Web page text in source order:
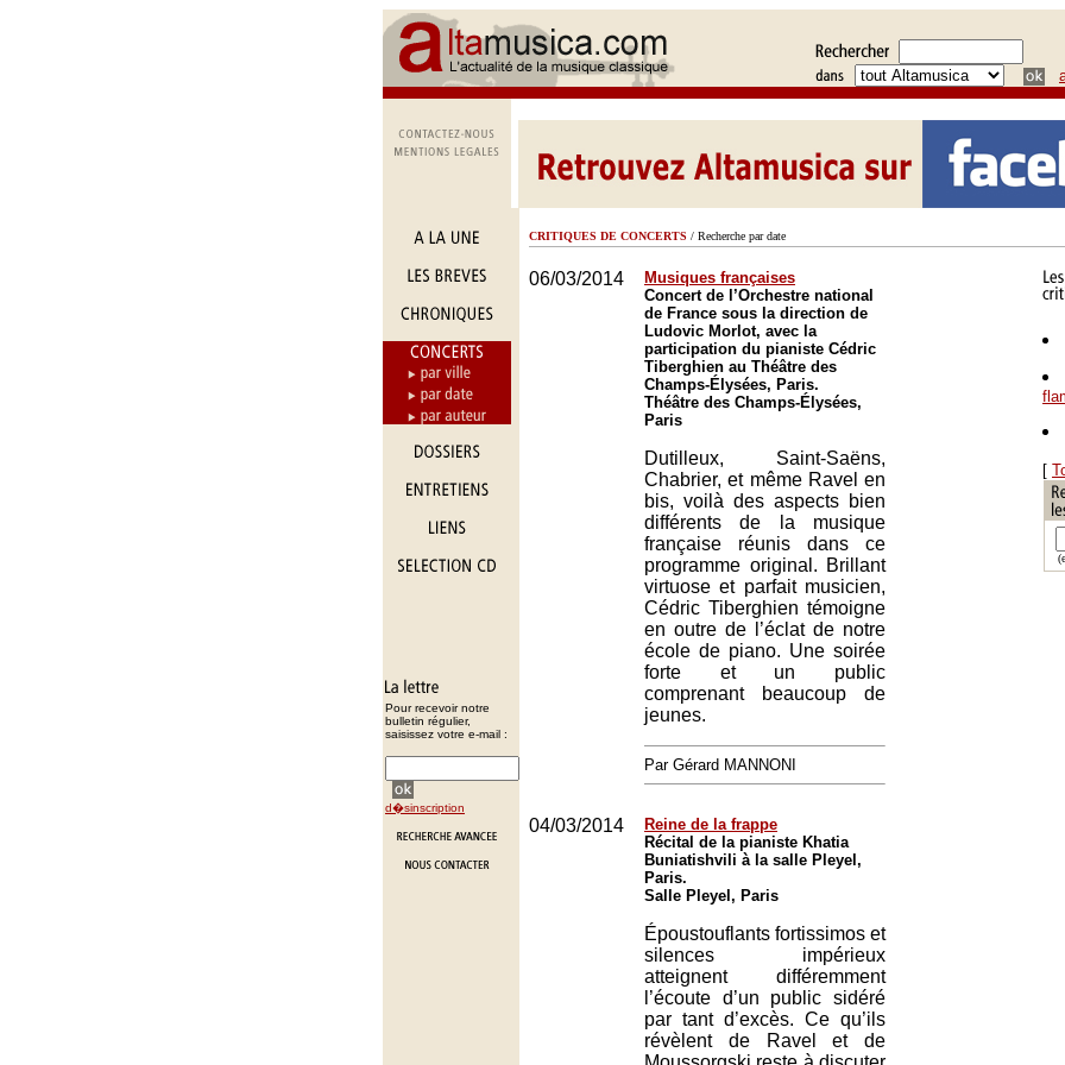
Pour recevoir notre
bulletin régulier,
saisissez votre e-mail :
d�sinscription
CRITIQUES DE CONCERTS / Recherche par date
06/03/2014
Musiques françaises
Concert de l’Orchestre national
de France sous la direction de
Ludovic Morlot, avec la
participation du pianiste Cédric
Tiberghien au Théâtre des
Champs-Élysées, Paris.
Théâtre des Champs-Élysées,
Paris
Dutilleux, Saint-Saëns,
Chabrier, et même Ravel en
bis, voilà des aspects bien
différents de la musique
française réunis dans ce
programme original. Brillant
virtuose et parfait musicien,
Cédric Tiberghien témoigne
en outre de l’éclat de notre
école de piano. Une soirée
forte et un public
comprenant beaucoup de
jeunes.
Par Gérard MANNONI
04/03/2014
Reine de la frappe
Récital de la pianiste Khatia
Buniatishvili à la salle Pleyel,
Paris.
Salle Pleyel, Paris
Époustouflants fortissimos et
silences impérieux
atteignent différemment
l’écoute d’un public sidéré
par tant d’excès. Ce qu’ils
révèlent de Ravel et de
[